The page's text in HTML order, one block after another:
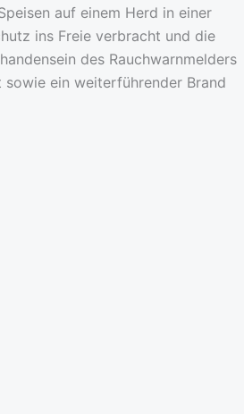
auf einem Herd in einer
ins Freie verbracht und die
des Rauchwarnmelders
ein weiterführender Brand